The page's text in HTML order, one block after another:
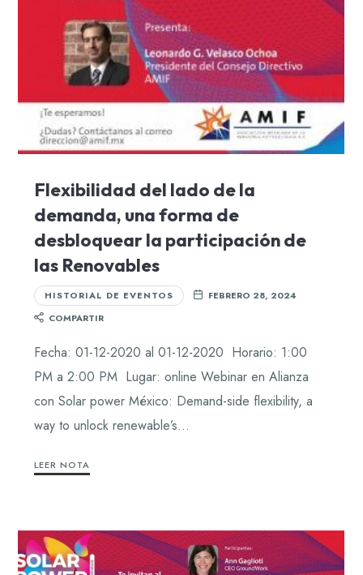
Flexibilidad del lado de la
demanda, una forma de
desbloquear la participación de
las Renovables
HISTORIAL DE EVENTOS
FEBRERO 28, 2024
COMPARTIR
Fecha: 01-12-2020 al 01-12-2020 Horario: 1:00
PM a 2:00 PM Lugar: online Webinar en Alianza
con Solar power México: Demand-side flexibility, a
way to unlock renewable’s…
LEER NOTA